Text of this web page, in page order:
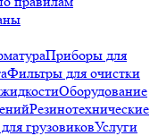
Приборы для
Фильтры для очистки
Оборудование
Резинотехнические
грузовиковУслуги